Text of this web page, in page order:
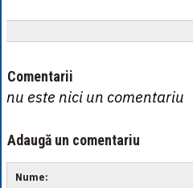
Comentarii
nu este nici un comentariu
Adaugă un comentariu
Nume: